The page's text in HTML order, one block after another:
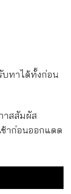
บทาได้ทั้งก่อน
าสสัมผัส
าก่อนออกแดด